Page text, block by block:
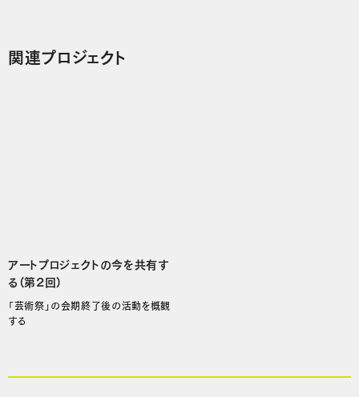
関連プロジェクト
アートプロジェクトの今を共有す
る（第2回）
「芸術祭」の会期終了後の活動を概観
する